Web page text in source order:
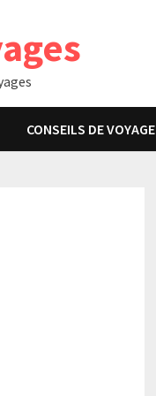
CONSEILS DE VOYAGE